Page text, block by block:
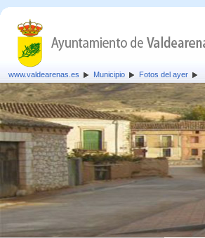
www.valdearenas.es Municipio Fotos del ayer